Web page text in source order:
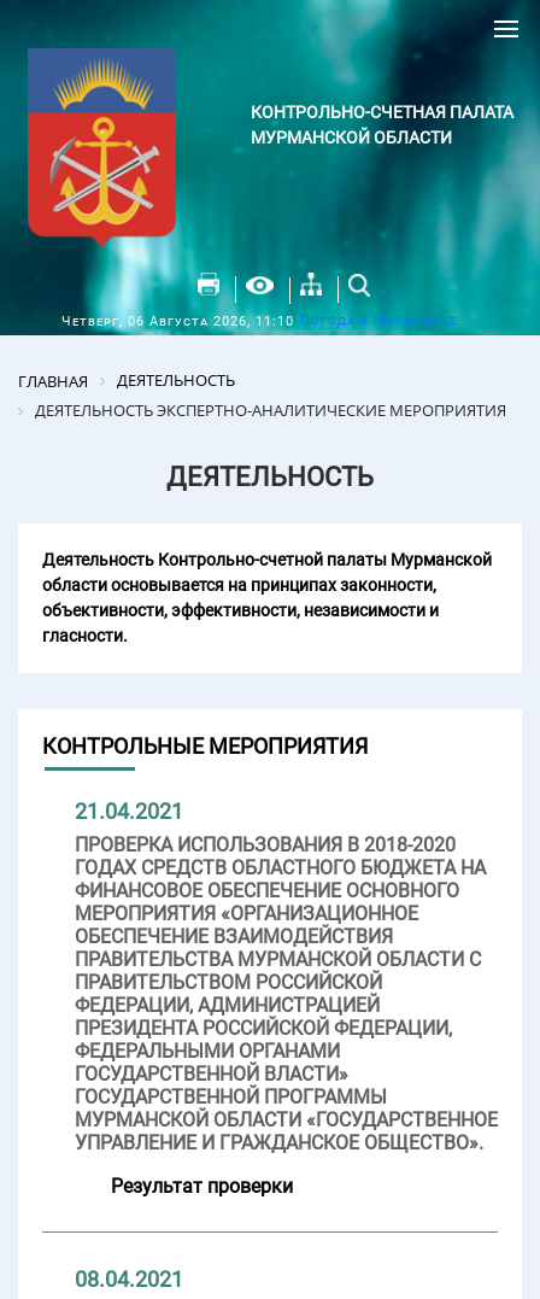
КОНТРОЛЬНО-СЧЕТНАЯ ПАЛАТА
МУРМАНСКОЙ ОБЛАСТИ
Четверг, 06 Августа 2026, 11:10 Погода в Мурманске
ГЛАВНАЯ
ДЕЯТЕЛЬНОСТЬ
ДЕЯТЕЛЬНОСТЬ ЭКСПЕРТНО-АНАЛИТИЧЕСКИЕ МЕРОПРИЯТИЯ
ДЕЯТЕЛЬНОСТЬ
Деятельность Контрольно-счетной палаты Мурманской
области основывается на принципах законности,
объективности, эффективности, независимости и
гласности.
КОНТРОЛЬНЫЕ МЕРОПРИЯТИЯ
21.04.2021
ПРОВЕРКА ИСПОЛЬЗОВАНИЯ В 2018-2020
ГОДАХ СРЕДСТВ ОБЛАСТНОГО БЮДЖЕТА НА
ФИНАНСОВОЕ ОБЕСПЕЧЕНИЕ ОСНОВНОГО
МЕРОПРИЯТИЯ «ОРГАНИЗАЦИОННОЕ
ОБЕСПЕЧЕНИЕ ВЗАИМОДЕЙСТВИЯ
ПРАВИТЕЛЬСТВА МУРМАНСКОЙ ОБЛАСТИ С
ПРАВИТЕЛЬСТВОМ РОССИЙСКОЙ
ФЕДЕРАЦИИ, АДМИНИСТРАЦИЕЙ
ПРЕЗИДЕНТА РОССИЙСКОЙ ФЕДЕРАЦИИ,
ФЕДЕРАЛЬНЫМИ ОРГАНАМИ
ГОСУДАРСТВЕННОЙ ВЛАСТИ»
ГОСУДАРСТВЕННОЙ ПРОГРАММЫ
МУРМАНСКОЙ ОБЛАСТИ «ГОСУДАРСТВЕННОЕ
УПРАВЛЕНИЕ И ГРАЖДАНСКОЕ ОБЩЕСТВО».
Результат проверки
08.04.2021